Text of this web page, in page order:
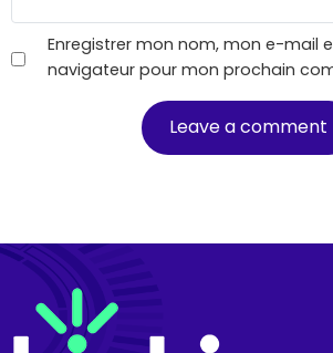
Enregistrer mon nom, mon e-mail
navigateur pour mon prochain